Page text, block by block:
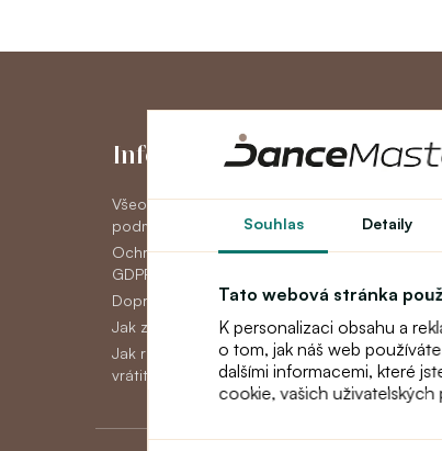
Souhlas Detaily
Tato webová stránka
K personalizaci obsahu a
o tom, jak náš web
dalšími informacemi, které
cookie, vašich
Informace
Všeobecné obchodní
podmínky
Ochrana osobních údajov
GDPR
Doprava
Jak zaplatit
Jak reklamovat, vyměnit nebo
vrátit zboží
Můj
Můj účet
Historie
Novinky